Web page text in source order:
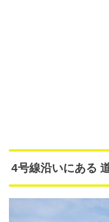
4号線沿いにある